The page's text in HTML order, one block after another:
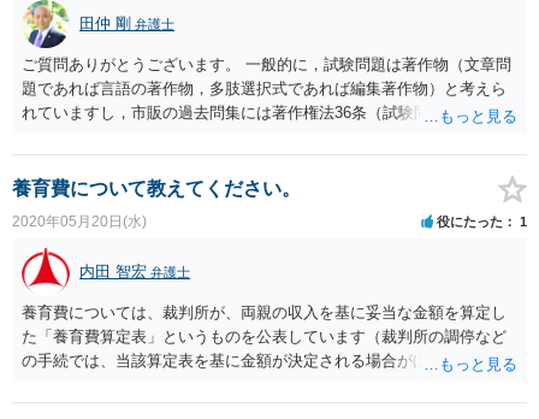
田仲 剛 弁護士
ご質問ありがとうございます。 一般的に，試験問題は著作物（文章問
題であれば言語の著作物，多肢選択式であれば編集著作物）と考えら
れていますし，市販の過去問集には著作権法36条（試験問題としての
作権者（国家試験の実施機関）に許諾を得る必要があります。 著作権
料については，国家試験の実施機関に直接お問い合わせください。
養育費について教えてください。
2020年05月20日(水) 役にたった 1
内田 智宏 弁護士
養育費については、裁判所が、両親の収入を基に妥当な金額を算定し
た「養育費算定表」というものを公表しています（裁判所の調停など
の手続では、当該算定表を基に金額が決定される場合がほとんどで
円以上が妥当ということでしたら、養育費増額を求めてみることが考